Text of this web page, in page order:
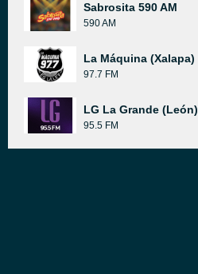
Sabrosita 590 AM
590 AM
La Máquina (Xalapa)
97.7 FM
LG La Grande (León)
95.5 FM